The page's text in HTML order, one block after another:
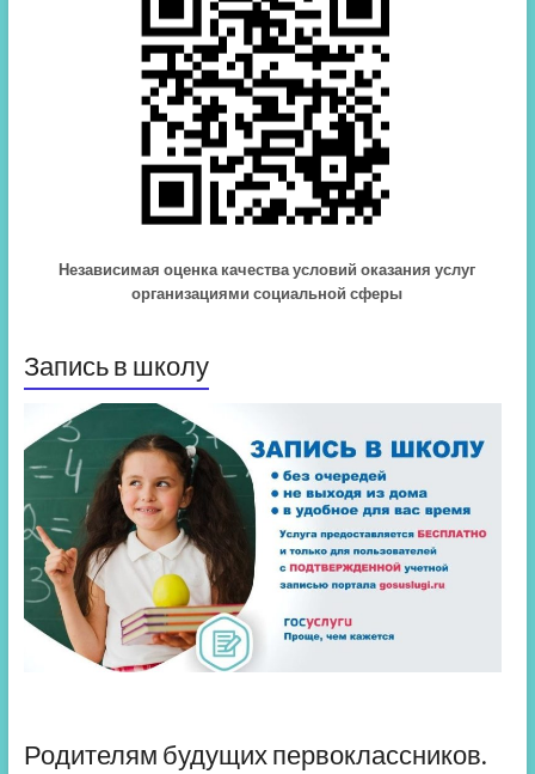
Независимая оценка качества условий оказания услуг
организациями социальной сферы
Запись в школу
Родителям будущих первоклассников.